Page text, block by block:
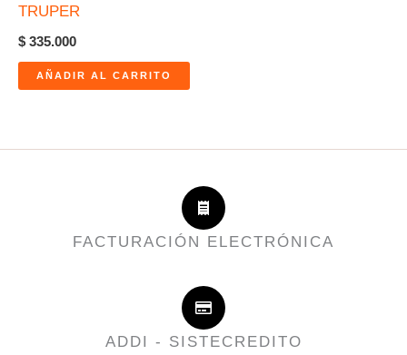
TRUPER
$ 335.000
AÑADIR AL CARRITO
FACTURACIÓN ELECTRÓNICA
ADDI - SISTECREDITO